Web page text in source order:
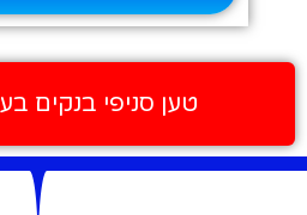
טען סניפי בנקים